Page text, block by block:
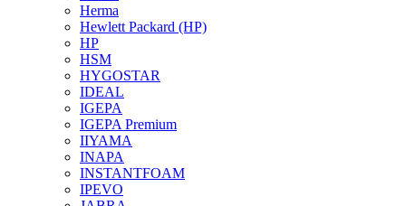
Herma
Hewlett Packard (HP)
HP
HSM
HYGOSTAR
IDEAL
IGEPA
IGEPA Premium
IIYAMA
INAPA
INSTANTFOAM
IPEVO